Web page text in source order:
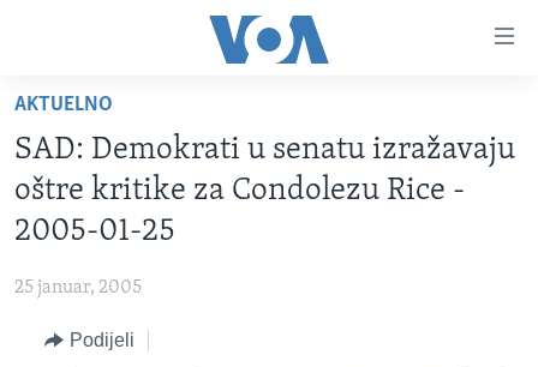
glavni
sadržaj
Pređi
na
glavnu
Idi
pretragu
VIDEO
FOTOGRAFIJE DANA
SJEDINJENE AMERIČKE DRŽAVE
BOSNA I HERCEGOVINA
NAUKA I TEHNOLOGIJA
SPECIJALNI PROJEKTI
AKTUELNO
SAD: Demokrati u senatu izražavaju
oštre kritike za Condolezu Rice -
2005-01-25
25 januar, 2005
Podijeli